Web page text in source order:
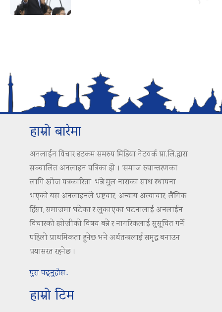
हाम्रो बारेमा
अनलाईन विचार डटकम समरुप मिडिया नेटवर्क प्रा.लि.द्वारा
सञ्चालित अनलाइन पत्रिका हो । ‘समाज रुपान्तरणका
लागि खोज पत्रकारिता’ भन्ने मुल नाराका साथ स्थापना
भएको यस अनलाइनले भ्रष्टचार, अन्याय अत्याचार, लैंगिक
हिंसा, समाजमा घटेका र लुकाएका घटनालाई अनलाईन
विचारको खोजीको विषय बन्ने र नागरिकलाई सुसूचित गर्ने
पहिलो प्राथमिकता हुनेछ भने अर्थतन्त्रलाई समृद्ध बनाउन
प्रयासरत रहनेछ ।
पुरा पढ्नुहोस..
हाम्रो टिम